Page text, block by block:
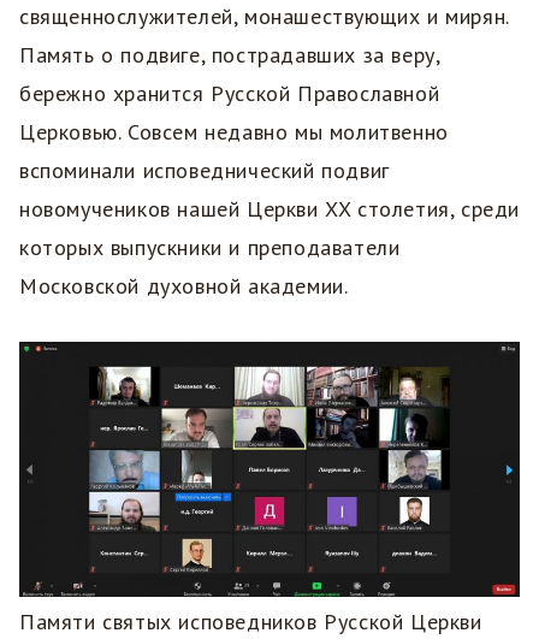
священнослужителей, монашествующих и мирян.
Память о подвиге, пострадавших за веру,
бережно хранится Русской Православной
Церковью. Совсем недавно мы молитвенно
вспоминали исповеднический подвиг
новомучеников нашей Церкви XX столетия, среди
которых выпускники и преподаватели
Московской духовной академии.
Памяти святых исповедников Русской Церкви